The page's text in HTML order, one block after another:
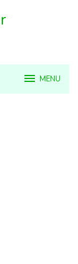
MENU